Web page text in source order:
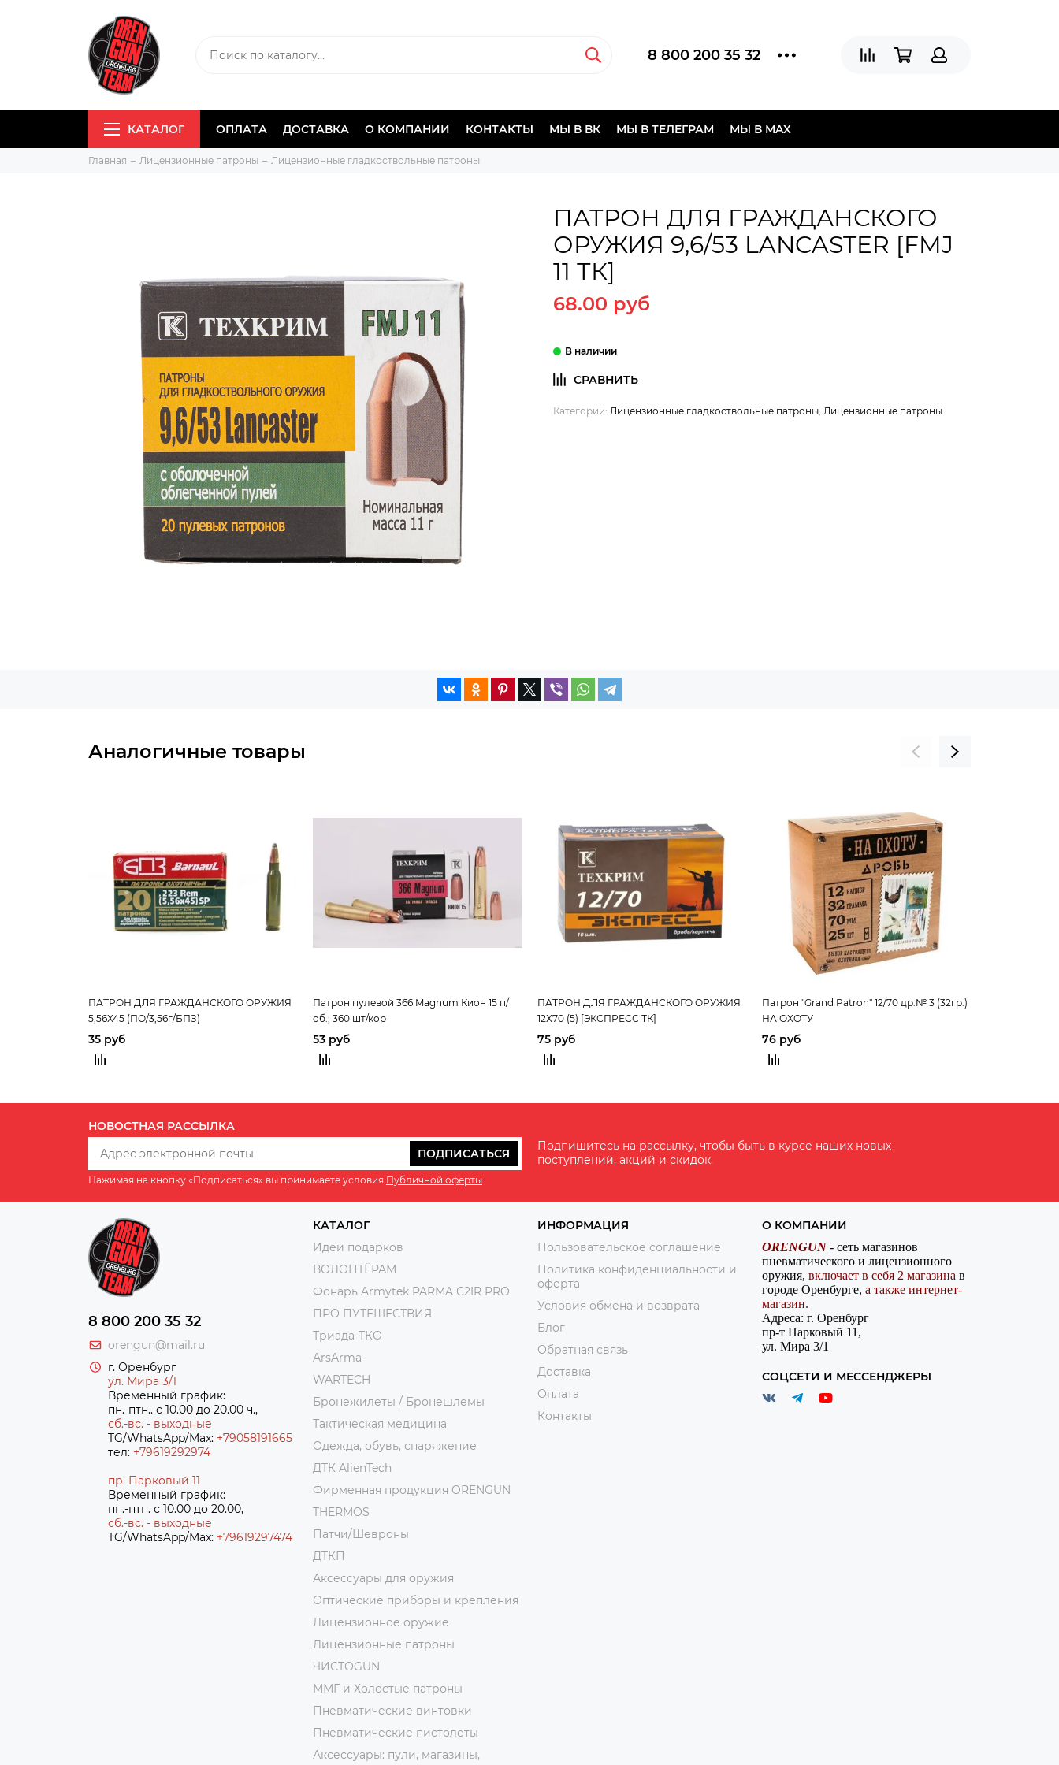
8 800 200 35 32
КАТАЛОГ ОПЛАТА ДОСТАВКА О КОМПАНИИ КОНТАКТЫ МЫ В ВК МЫ В ТЕЛЕГРАМ МЫ В МAX
Главная Лицензионные патроны Лицензионные гладкоствольные патроны
ПАТРОН ДЛЯ ГРАЖДАНСКОГО
ОРУЖИЯ 9,6/53 LANCASTER [FMJ
11 ТК]
68.00 руб
Категории: Лицензионные гладкоствольные патроны Лицензионные патроны
Аналогичные товары
ПАТРОН ДЛЯ ГРАЖДАНСКОГО ОРУЖИЯ
5,56Х45 (ПО/3,56г/БПЗ)
35 руб
Патрон пулевой 366 Magnum Кион 15 п/
об.; 360 шт/кор
53 руб
ПАТРОН ДЛЯ ГРАЖДАНСКОГО ОРУЖИЯ
12Х70 (5) [ЭКСПРЕСС ТК]
75 руб
Патрон "Grand Patron" 12/70 др.№ 3 (32гр.)
НА ОХОТУ
76 руб
НОВОСТНАЯ РАССЫЛКА
ПОДПИСАТЬСЯ
Нажимая на кнопку «Подписаться» вы принимаете условия Публичной оферты.
Подпишитесь на рассылку, чтобы быть в курсе наших новых
поступлений, акций и скидок.
8 800 200 35 32
orengun@mail.ru
г. Оренбург
ул. Мира 3/1
Временный график:
пн.-птн.. с 10.00 до 20.00 ч.,
сб.-вс. - выходные
TG/WhatsApp/Max: +79058191665
тел: +79619292974
пр. Парковый 11
Временный график:
пн.-птн. с 10.00 до 20.00,
сб.-вс. - выходные
TG/WhatsApp/Max: +79619297474
КАТАЛОГ
Идеи подарков
ВОЛОНТЁРАМ
Фонарь Armytek PARMA C2IR PRO
ПРО ПУТЕШЕСТВИЯ
Триада-ТКО
ArsArma
WARTECH
Бронежилеты / Бронешлемы
Тактическая медицина
Одежда, обувь, снаряжение
ДТК AlienTech
Фирменная продукция ORENGUN
THERMOS
Патчи/Шевроны
ДТКП
Аксессуары для оружия
Оптические приборы и крепления
Лицензионное оружие
Лицензионные патроны
ЧИСТОGUN
ММГ и Холостые патроны
Пневматические винтовки
Пневматические пистолеты
Аксессуары: пули, магазины,
ИНФОРМАЦИЯ
Пользовательское соглашение
Политика конфиденциальности и
оферта
Условия обмена и возврата
Блог
Обратная связь
Доставка
Оплата
Контакты
О КОМПАНИИ
ORENGUN - сеть магазинов
пневматического и лицензионного
оружия, включает в себя 2 магазина в
городе Оренбурге, а также интернет-
магазин.
Адреса: г. Оренбург
пр-т Парковый 11,
ул. Мира 3/1
СОЦСЕТИ И МЕССЕНДЖЕРЫ